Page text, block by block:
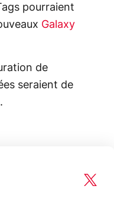
pourraient
Galaxy
de
seraient de